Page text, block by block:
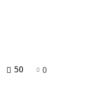
0
50